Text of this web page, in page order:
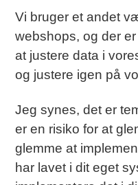
Vi bruger et andet
webshops, og der
at justere data i
og justere igen på
Jeg synes, det er
er en risiko for at
glemme at
har lavet i dit eget